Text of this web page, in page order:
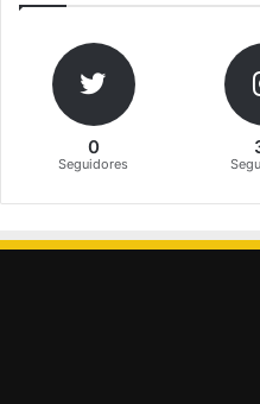
0
Seguidores